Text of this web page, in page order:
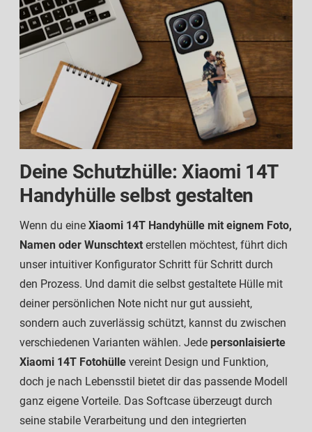
Deine Schutzhülle: Xiaomi 14T
Handyhülle selbst gestalten
Wenn du eine Xiaomi 14T Handyhülle mit eignem Foto,
Namen oder Wunschtext erstellen möchtest, führt dich
unser intuitiver Konfigurator Schritt für Schritt durch
den Prozess. Und damit die selbst gestaltete Hülle mit
deiner persönlichen Note nicht nur gut aussieht,
sondern auch zuverlässig schützt, kannst du zwischen
verschiedenen Varianten wählen. Jede personlaisierte
Xiaomi 14T Fotohülle vereint Design und Funktion,
doch je nach Lebensstil bietet dir das passende Modell
ganz eigene Vorteile. Das Softcase überzeugt durch
seine stabile Verarbeitung und den integrierten